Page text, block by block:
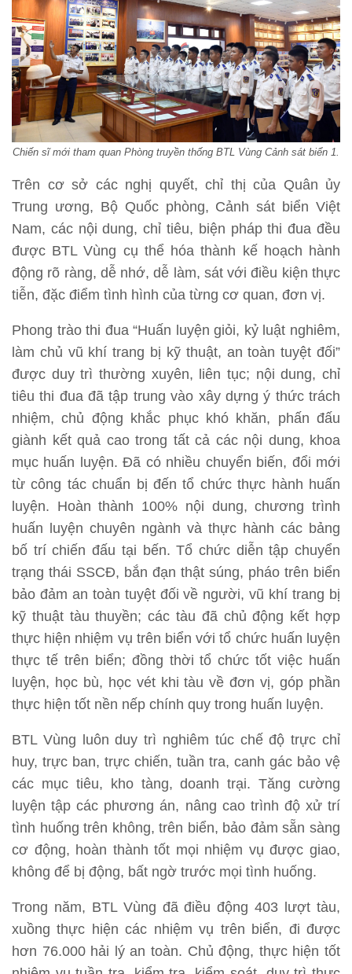
Chiến sĩ mới tham quan Phòng truyền thống BTL Vùng Cảnh sát biển 1.
Trên cơ sở các nghị quyết, chỉ thị của Quân ủy
Trung ương, Bộ Quốc phòng, Cảnh sát biển Việt
Nam, các nội dung, chỉ tiêu, biện pháp thi đua đều
được BTL Vùng cụ thể hóa thành kế hoạch hành
động rõ ràng, dễ nhớ, dễ làm, sát với điều kiện thực
tiễn, đặc điểm tình hình của từng cơ quan, đơn vị.
Phong trào thi đua “Huấn luyện giỏi, kỷ luật nghiêm,
làm chủ vũ khí trang bị kỹ thuật, an toàn tuyệt đối”
đư­ợc duy trì thư­ờng xuyên, liên tục; nội dung, chỉ
tiêu thi đua đã tập trung vào xây dựng ý thức trách
nhiệm, chủ động khắc phục khó khăn, phấn đấu
giành kết quả cao trong tất cả các nội dung, khoa
mục huấn luyện. Đã có nhiều chuyển biến, đổi mới
từ công tác chuẩn bị đến tổ chức thực hành huấn
luyện. Hoàn thành 100% nội dung, chương trình
huấn luyện chuyên ngành và thực hành các bảng
bố trí chiến đấu tại bến. Tổ chức diễn tập chuyển
trạng thái SSCĐ, bắn đạn thật súng, pháo trên biển
bảo đảm an toàn tuyệt đối về người, vũ khí trang bị
kỹ thuật tàu thuyền; các tàu đã chủ động kết hợp
thực hiện nhiệm vụ trên biển với tổ chức huấn luyện
thực tế trên biển; đồng thời tổ chức tốt việc huấn
luyện, học bù, học vét khi tàu về đơn vị, góp phần
thực hiện tốt nền nếp chính quy trong huấn luyện.
BTL Vùng luôn duy trì nghiêm túc chế độ trực chỉ
huy, trực ban, trực chiến, tuần tra, canh gác bảo vệ
các mục tiêu, kho tàng, doanh trại. Tăng cường
luyện tập các phương án, nâng cao trình độ xử trí
tình huống trên không, trên biển, bảo đảm sẵn sàng
cơ động, hoàn thành tốt mọi nhiệm vụ được giao,
không để bị động, bất ngờ trước mọi tình huống.
Trong năm, BTL Vùng đã điều động 403 lượt tàu,
xuồng thực hiện các nhiệm vụ trên biển, đi được
hơn 76.000 hải lý an toàn. Chủ động, thực hiện tốt